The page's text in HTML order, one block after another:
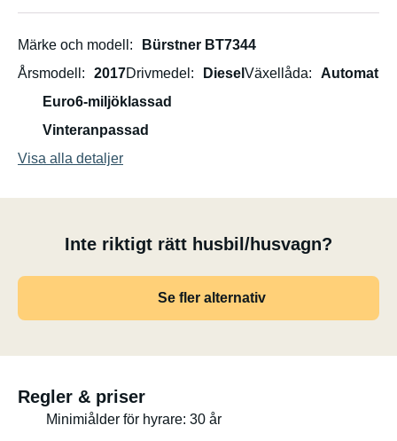
Märke och modell
Bürstner BT7344
Årsmodell
2017Drivmedel Diesel Växellåda
Automat
Euro6-miljöklassad
Vinteranpassad
Visa alla detaljer
Inte riktigt rätt husbil/husvagn?
Se fler alternativ
Regler & priser
Minimiålder för hyrare: 30 år